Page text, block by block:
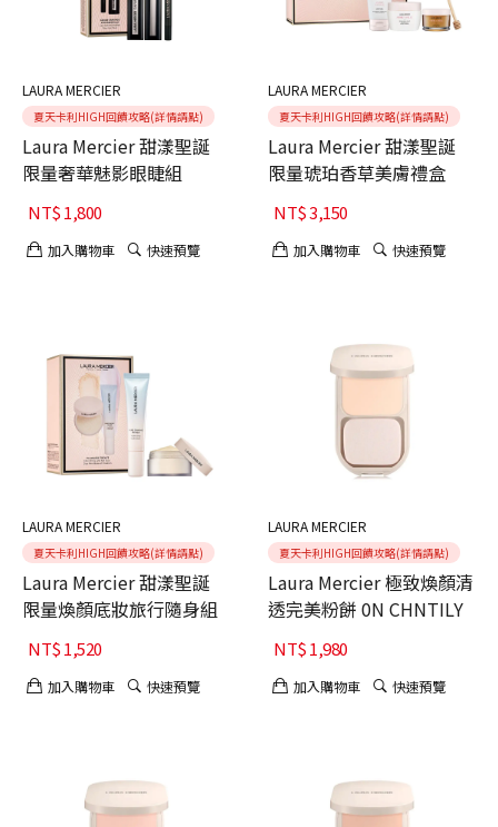
LAURA MERCIER
夏天卡利HIGH回饋攻略(詳情請點)
Laura Mercier 甜漾聖誕
限量奢華魅影眼睫組
NT$1,800
加入購物車 快速預覽
LAURA MERCIER
夏天卡利HIGH回饋攻略(詳情請點)
Laura Mercier 甜漾聖誕
限量琥珀香草美膚禮盒
NT$3,150
加入購物車 快速預覽
LAURA MERCIER
夏天卡利HIGH回饋攻略(詳情請點)
Laura Mercier 甜漾聖誕
限量煥顏底妝旅行隨身組
NT$1,520
加入購物車 快速預覽
LAURA MERCIER
夏天卡利HIGH回饋攻略(詳情請點)
Laura Mercier 極致煥顏清
透完美粉餅 0N CHNTILY
NT$1,980
加入購物車 快速預覽